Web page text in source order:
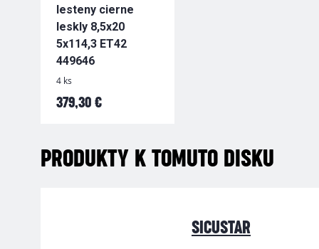
lesteny cierne
leskly 8,5x20
5x114,3 ET42
449646
4 ks
379,30 €
PRODUKTY K TOMUTO DISKU
SICUSTAR